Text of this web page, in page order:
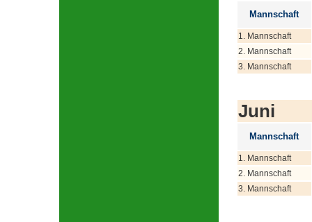
Mannschaft
1. Mannschaft
2. Mannschaft
3. Mannschaft
Juni
Mannschaft
1. Mannschaft
2. Mannschaft
3. Mannschaft